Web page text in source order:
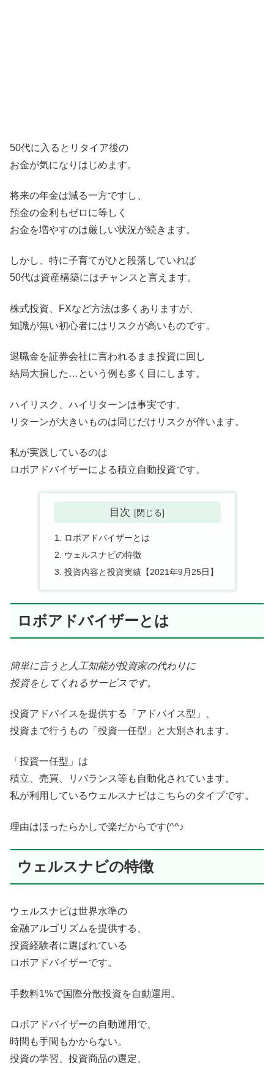
50代に入るとリタイア後の
お金が気になりはじめます。
将来の年金は減る一方ですし、
預金の金利もゼロに等しく
お金を増やすのは厳しい状況が続きます。
しかし、特に子育てがひと段落していれば
50代は資産構築にはチャンスと言えます。
株式投資、FXなど方法は多くありますが、
知識が無い初心者にはリスクが高いものです。
退職金を証券会社に言われるまま投資に回し
結局大損した…という例も多く目にします。
ハイリスク、ハイリターンは事実です。
リターンが大きいものは同じだけリスクが伴います。
私が実践しているのは
ロボアドバイザーによる積立自動投資です。
目次
ロボアドバイザーとは
ウェルスナビの特徴
投資内容と投資実績【2021年9月25日】
ロボアドバイザーとは
簡単に言うと人工知能が投資家の代わりに
投資をしてくれるサービスです。
投資アドバイスを提供する「アドバイス型」、
投資まで行うもの「投資一任型」と大別されます。
「投資一任型」は
積立、売買、リバランス等も自動化されています。
私が利用しているウェルスナビはこちらのタイプです。
理由はほったらかしで楽だからです(^^♪
ウェルスナビの特徴
ウェルスナビは世界水準の
金融アルゴリズムを提供する、
投資経験者に選ばれている
ロボアドバイザーです。
手数料1%で国際分散投資を自動運用。
ロボアドバイザーの自動運用で、
時間も手間もかからない。
投資の学習、投資商品の選定、